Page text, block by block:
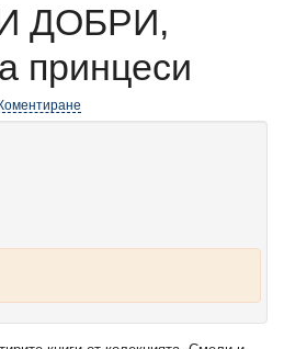
ДОБРИ,
принцеси
Коментиране